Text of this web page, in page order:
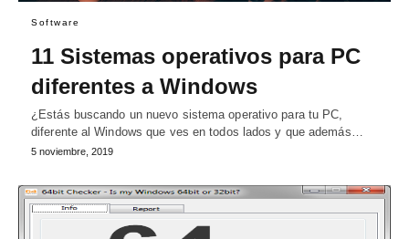
Software
11 Sistemas operativos para PC
diferentes a Windows
¿Estás buscando un nuevo sistema operativo para tu PC,
diferente al Windows que ves en todos lados y que además…
5 noviembre, 2019